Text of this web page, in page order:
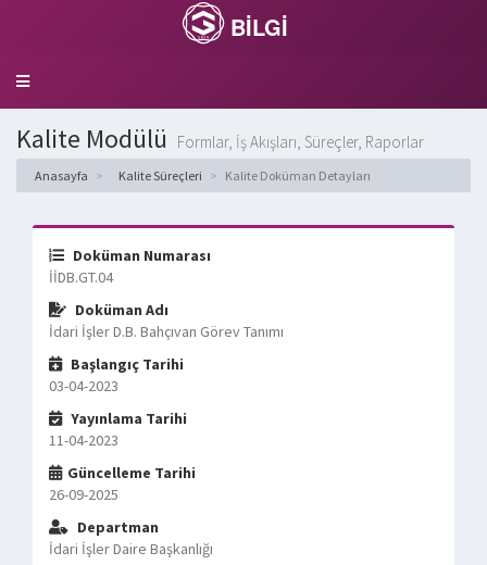
BİLGİ
Toggle
Kalite Modülü Formlar, İş Akışları, Süreçler, Raporlar
Anasayfa Kalite Süreçleri Kalite Doküman Detayları
Doküman Numarası
İİDB.GT.04
Doküman Adı
İdari İşler D.B. Bahçıvan Görev Tanımı
Başlangıç Tarihi
03-04-2023
Yayınlama Tarihi
11-04-2023
Güncelleme Tarihi
26-09-2025
Departman
İdari İşler Daire Başkanlığı